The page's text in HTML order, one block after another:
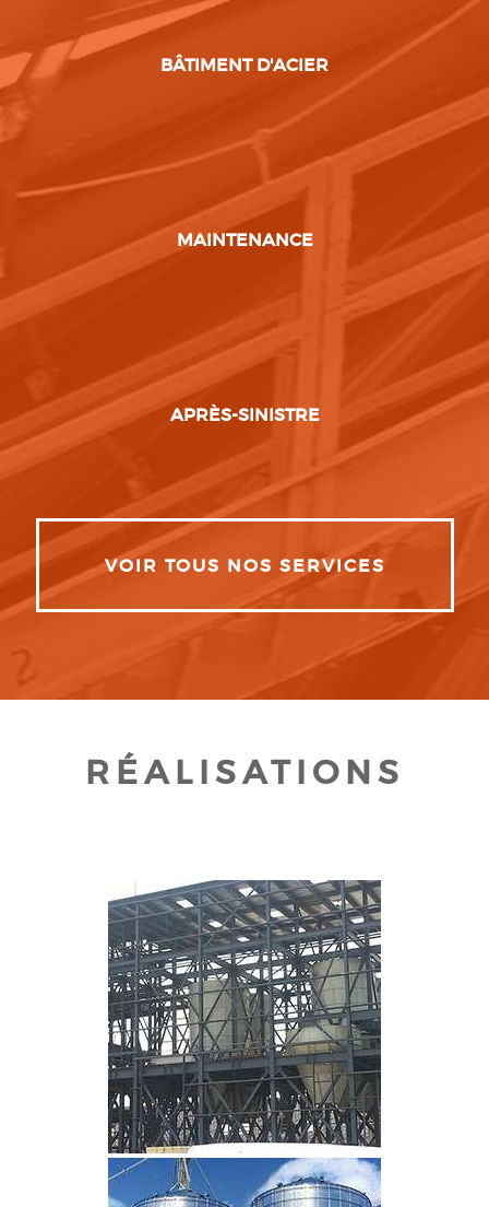
BÂTIMENT D'ACIER
MAINTENANCE
APRÈS-SINISTRE
VOIR TOUS NOS SERVICES
RÉALISATIONS
CLIQUEZ POUR AGRANDIR